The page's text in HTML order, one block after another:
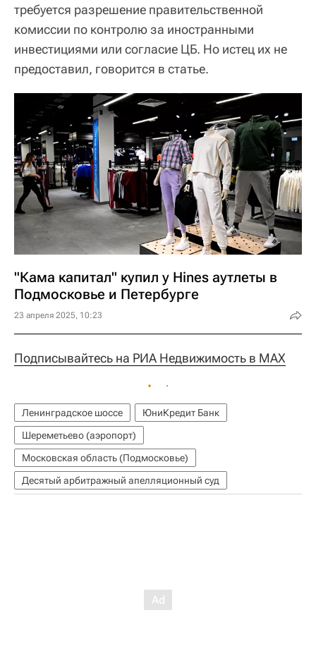
требуется разрешение правительственной
комиссии по контролю за иностранными
инвестициями или согласие ЦБ. Но истец их не
предоставил, говорится в статье.
"Кама капитал" купил у Hines аутлеты в
Подмосковье и Петербурге
23 апреля 2025, 10:23
Подписывайтесь на РИА Недвижимость в MAX
Ленинградское шоссе
ЮниКредит Банк
Шереметьево (аэропорт)
Московская область (Подмосковье)
Десятый арбитражный апелляционный суд